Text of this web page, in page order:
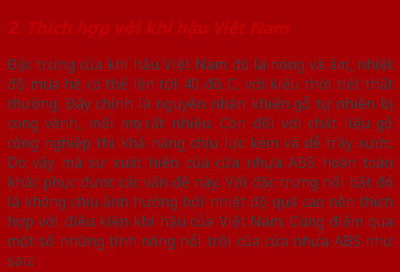
2. Thích hợp với khí hậu Việt Nam
Đặc trưng của khí hậu Việt Nam đó là nóng và ẩm, nhiệt
độ mùa hè có thể lên tới 40 độ C, với kiểu thời tiết thất
thường. Đây chính là nguyên nhân khiến gỗ tự nhiên bị
cong vênh, mối mọt rất nhiều. Còn đối với chất liệu gỗ
công nghiệp thì khả năng chịu lực kém và dễ trầy xước.
Do vậy mà sự xuất hiện của cửa nhựa ABS hoàn toàn
khắc phục được các vấn đề này. Với đặc trưng nổi bật đó
là không chịu ảnh hưởng bởi nhiệt độ quá cao nên thích
hợp với điều kiện khí hậu của Việt Nam. Cùng điểm qua
một số những tính năng nổi trội của cửa nhựa ABS như
sau: